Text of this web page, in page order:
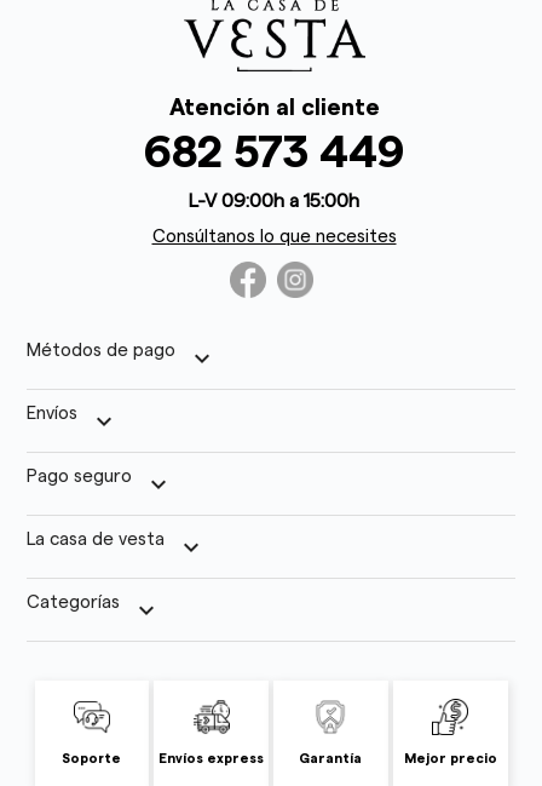
Atención al cliente
682 573 449
L-V 09:00h a 15:00h
Consúltanos lo que necesites
Métodos de pago keyboard_arrow_down
Envíos keyboard_arrow_down
Pago seguro keyboard_arrow_down
La casa de vesta keyboard_arrow_down
Categorías keyboard_arrow_down
Soporte Envíos express Garantía Mejor precio